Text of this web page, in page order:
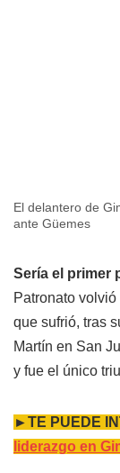
El delantero de
ante Güemes
Sería el primer
Patronato
que sufrió, tras
Martín en San
y fue el único
►TE PUEDE
liderazgo en